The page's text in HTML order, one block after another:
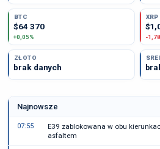
BTC
$64 370
+0,05%
XRP
-
ZŁOTO
brak danych
Najnowsze
07:55
E39 zablokowana w obu
asfaltem